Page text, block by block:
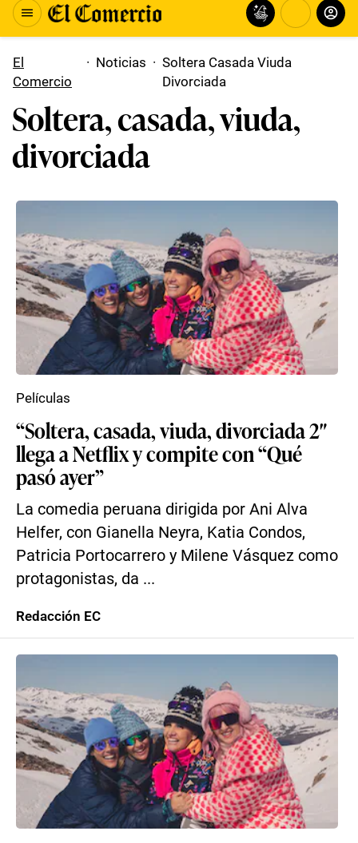
El
Comercio
· Noticias · Soltera Casada Viuda
Divorciada
Soltera, casada, viuda,
divorciada
“Soltera, casada, viuda, divorciada 2″
llega a Netflix y compite con “Qué
pasó ayer”
La comedia peruana dirigida por Ani Alva
Helfer, con Gianella Neyra, Katia Condos,
Patricia Portocarrero y Milene Vásquez como
protagonistas, da ...
Películas
Redacción EC